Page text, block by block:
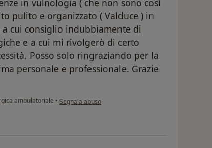
in vulnologia ( che non sono così
pulito e organizzato ( Valduce ) in
cui consiglio indubbiamente di
e a cui mi rivolgerò di certo
Posso solo ringraziando per la
personale e professionale. Grazie
ambulatoriale • secondo l'opinione dell'utente MASSIMILIANO NOSEDA
Segnala abuso